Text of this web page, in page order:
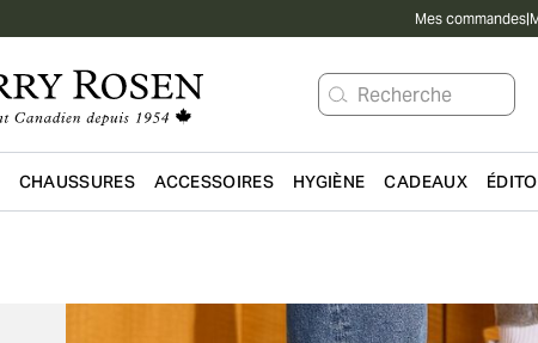
Mes commandes|
Recherche
Passer au contenu principal
CHAUSSURES ACCESSOIRES HYGIÈNE CADEAUX